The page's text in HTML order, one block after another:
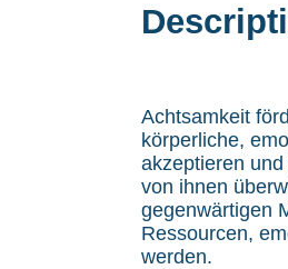
Achtsamkeit
körperliche,
akzeptieren
von ihnen
gegenwärtigen
Ressourcen,
werden.